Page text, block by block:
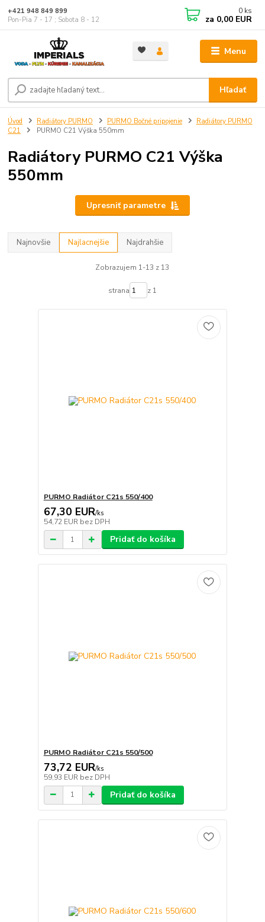
Menu
Hľadať
+421 948 849 899
Pon-Pia 7 - 17 ; Sobota 8 - 12
0 ks
za 0,00 EUR
Úvod Radiátory PURMO PURMO Bočné pripojenie
Radiátory PURMO
C21
PURMO C21 Výška 550mm
Radiátory PURMO C21 Výška
550mm
Upresniť parametre
Najnovšie Najlacnejšie Najdrahšie
Zobrazujem 1-13 z 13
strana z 1
PURMO Radiátor C21s 550/400
67,30 EUR/ks
54,72 EUR bez DPH
Pridať do košíka
PURMO Radiátor C21s 550/500
73,72 EUR/ks
59,93 EUR bez DPH
Pridať do košíka